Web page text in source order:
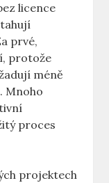
licence
prvé,
protože
méně
Mnoho
proces
projektech